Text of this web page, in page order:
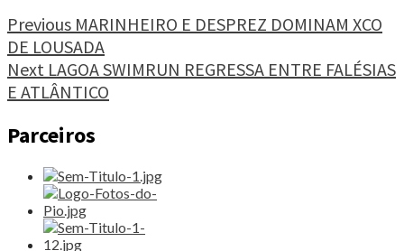
47ª
RAMPA
DA
PENHA"
Continue
Reading
Previous MARINHEIRO E DESPREZ DOMINAM XCO
DE LOUSADA
Next LAGOA SWIMRUN REGRESSA ENTRE FALÉSIAS
E ATLÂNTICO
Parceiros